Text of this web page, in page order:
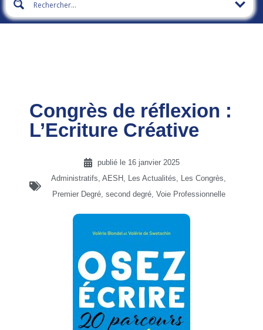
Congrès de réflexion :
L’Ecriture Créative
publié le 16 janvier 2025
Administratifs, AESH , Les Actualités, Les Congrès,
Premier Degré, second degré, Voie Professionnelle